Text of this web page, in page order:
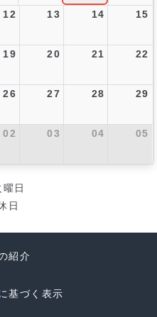
12 13 14 15
19 20 21 22
26 27 28 29
02 03 04 05
日
日
紹介
基づく表示